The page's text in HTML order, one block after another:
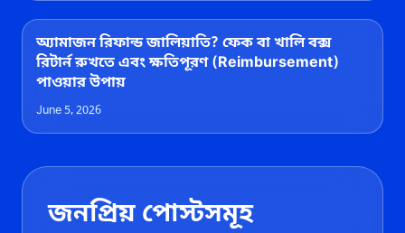
অ্যামাজন রিফান্ড জালিয়াতি? ফেক বা খালি বক্স
রিটার্ন রুখতে এবং ক্ষতিপূরণ (Reimbursement)
পাওয়ার উপায়
June 5, 2026
জনপ্রিয় পোস্টসমূহ